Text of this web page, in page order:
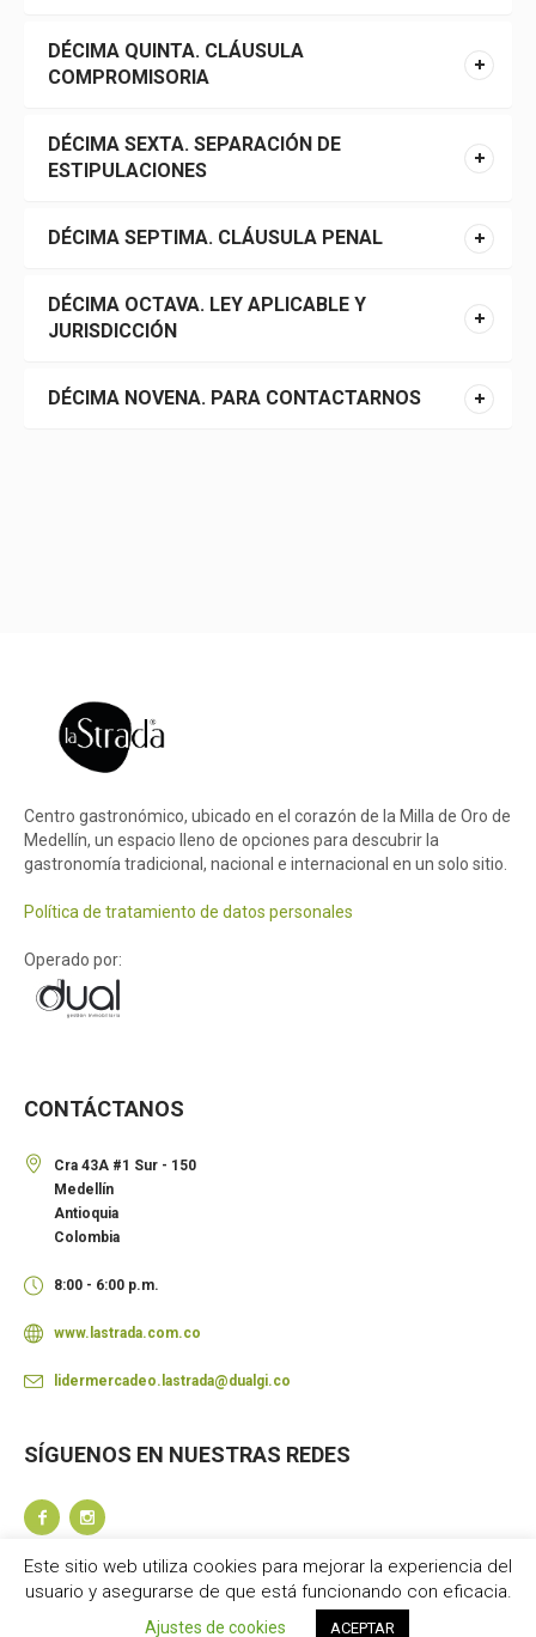
DÉCIMA QUINTA. CLÁUSULA
COMPROMISORIA
DÉCIMA SEXTA. SEPARACIÓN DE
ESTIPULACIONES
DÉCIMA SEPTIMA. CLÁUSULA PENAL
DÉCIMA OCTAVA. LEY APLICABLE Y
JURISDICCIÓN
DÉCIMA NOVENA. PARA CONTACTARNOS
Centro gastronómico, ubicado en el corazón de la Milla de Oro de
Medellín, un espacio lleno de opciones para descubrir la
gastronomía tradicional, nacional e internacional en un solo sitio.
Política de tratamiento de datos personales
Operado por:
CONTÁCTANOS
Cra 43A #1 Sur - 150
Medellín
Antioquia
Colombia
8:00 - 6:00 p.m.
www.lastrada.com.co
lidermercadeo.lastrada@dualgi.co
SÍGUENOS EN NUESTRAS REDES
Este sitio web utiliza cookies para mejorar la experiencia del
usuario y asegurarse de que está funcionando con eficacia.
Ajustes de cookies ACEPTAR